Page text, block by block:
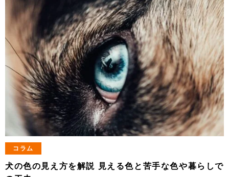
コラム
犬の色の見え方を解説 見える色と苦手な色や暮らしで